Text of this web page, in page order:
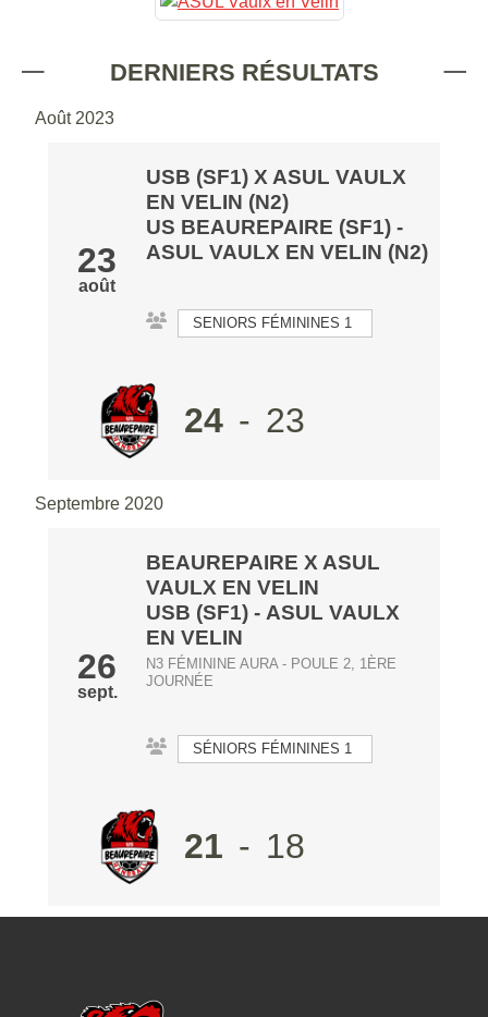
DERNIERS RÉSULTATS
Août 2023
23
août
USB (SF1) X ASUL VAULX
EN VELIN (N2)
US BEAUREPAIRE (SF1) -
ASUL VAULX EN VELIN (N2)
SENIORS FÉMININES 1
24 - 23
Septembre 2020
26
sept.
BEAUREPAIRE X ASUL
VAULX EN VELIN
USB (SF1) - ASUL VAULX
EN VELIN
N3 FÉMININE AURA - POULE 2, 1ÈRE
JOURNÉE
SÉNIORS FÉMININES 1
21 - 18